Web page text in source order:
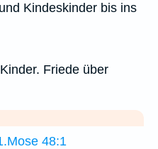
Kindeskinder bis ins
Friede über
48:1